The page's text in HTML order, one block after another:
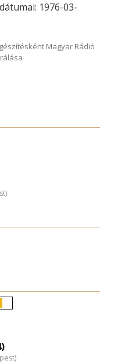
1976-03-
Magyar Rádió